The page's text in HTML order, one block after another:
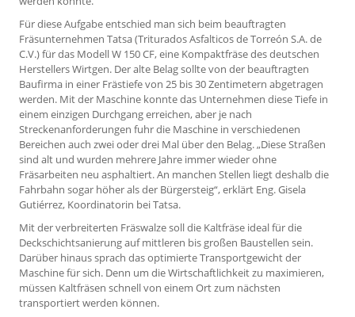
Für diese Aufgabe entschied man sich beim beauftragten
Fräsunternehmen Tatsa (Triturados Asfalticos de Torreón S.A. de
C.V.) für das Modell W 150 CF, eine Kompaktfräse des deutschen
Herstellers Wirtgen. Der alte Belag sollte von der beauftragten
Baufirma in einer Frästiefe von 25 bis 30 Zentimetern abgetragen
werden. Mit der Maschine konnte das Unternehmen diese Tiefe in
einem einzigen Durchgang erreichen, aber je nach
Streckenanforderungen fuhr die Maschine in verschiedenen
Bereichen auch zwei oder drei Mal über den Belag. „Diese Straßen
sind alt und wurden mehrere Jahre immer wieder ohne
Fräsarbeiten neu asphaltiert. An manchen Stellen liegt deshalb die
Fahrbahn sogar höher als der Bürgersteig“, erklärt Eng. Gisela
Gutiérrez, Koordinatorin bei Tatsa.
Mit der verbreiterten Fräswalze soll die Kaltfräse ideal für die
Deckschichtsanierung auf mittleren bis großen Baustellen sein.
Darüber hinaus sprach das optimierte Transportgewicht der
Maschine für sich. Denn um die Wirtschaftlichkeit zu maximieren,
müssen Kaltfräsen schnell von einem Ort zum nächsten
transportiert werden können.